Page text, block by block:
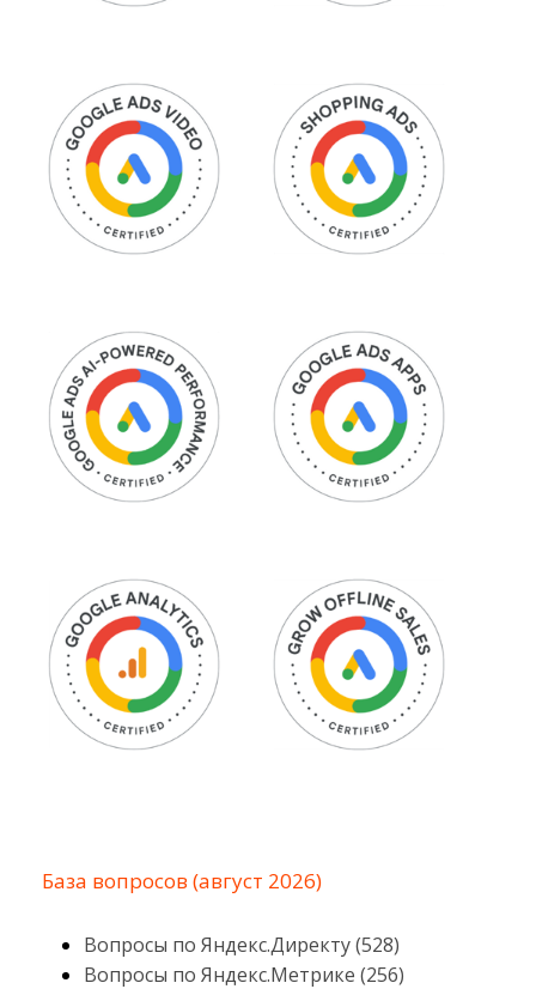
База вопросов (август 2026)
Вопросы по Яндекс.Директу (528)
Вопросы по Яндекс.Метрике (256)